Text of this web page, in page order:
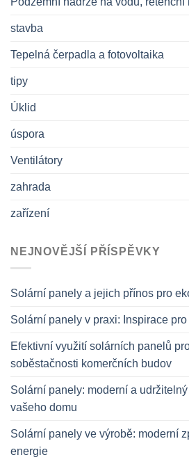
stavba
Tepelná čerpadla a fotovoltaika
tipy
Úklid
úspora
Ventilátory
zahrada
zařízení
NEJNOVĚJŠÍ PŘÍSPĚVKY
Solární panely a jejich přínos pro
Solární panely v praxi: Inspirace
Efektivní využití solárních panelů
soběstačnosti komerčních budov
Solární panely: moderní a
vašeho domu
Solární panely ve výrobě: moderní
energie